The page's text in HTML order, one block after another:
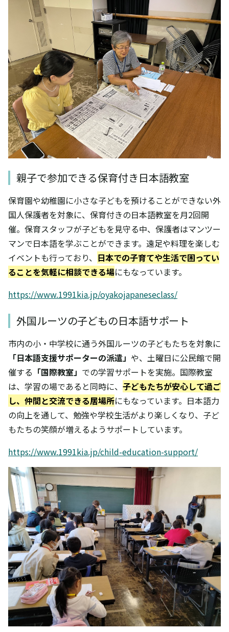
親子で参加できる保育付き日本語教室
保育園や幼稚園に小さな子どもを預けることができない外
国人保護者を対象に、保育付きの日本語教室を月2回開
催。保育スタッフが子どもを見守る中、保護者はマンツー
マンで日本語を学ぶことができます。遠足や料理を楽しむ
イベントも行っており、 日本での子育てや生活で困ってい
ることを気軽に相談できる場にもなっています。
https://www.1991kia.jp/oyakojapaneseclass/
外国ルーツの子どもの日本語サポート
市内の小・中学校に通う外国ルーツの子どもたちを対象に
「日本語支援サポーターの派遣」 や、土曜日に公民館で開
催する 「国際教室」 での学習サポートを実施。国際教室
は、学習の場であると同時に、 子どもたちが安心して過ご
し、仲間と交流できる居場所にもなっています。日本語力
の向上を通して、勉強や学校生活がより楽しくなり、子ど
もたちの笑顔が増えるようサポートしています。
https://www.1991kia.jp/child-education-support/